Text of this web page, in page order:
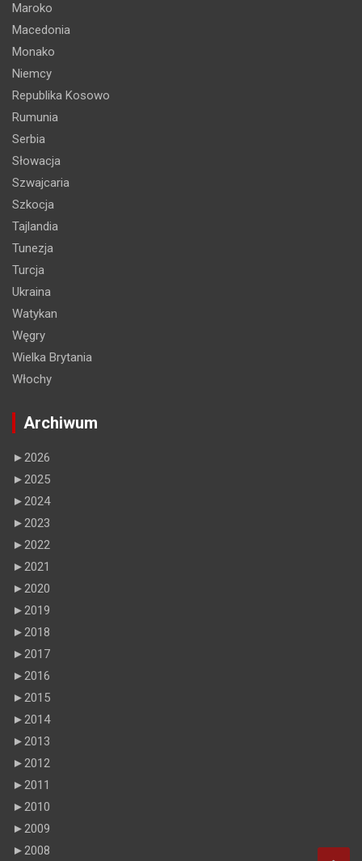
Maroko
Macedonia
Monako
Niemcy
Republika Kosowo
Rumunia
Serbia
Słowacja
Szwajcaria
Szkocja
Tajlandia
Tunezja
Turcja
Ukraina
Watykan
Węgry
Wielka Brytania
Włochy
Archiwum
►2026
►2025
►2024
►2023
►2022
►2021
►2020
►2019
►2018
►2017
►2016
►2015
►2014
►2013
►2012
►2011
►2010
►2009
►2008